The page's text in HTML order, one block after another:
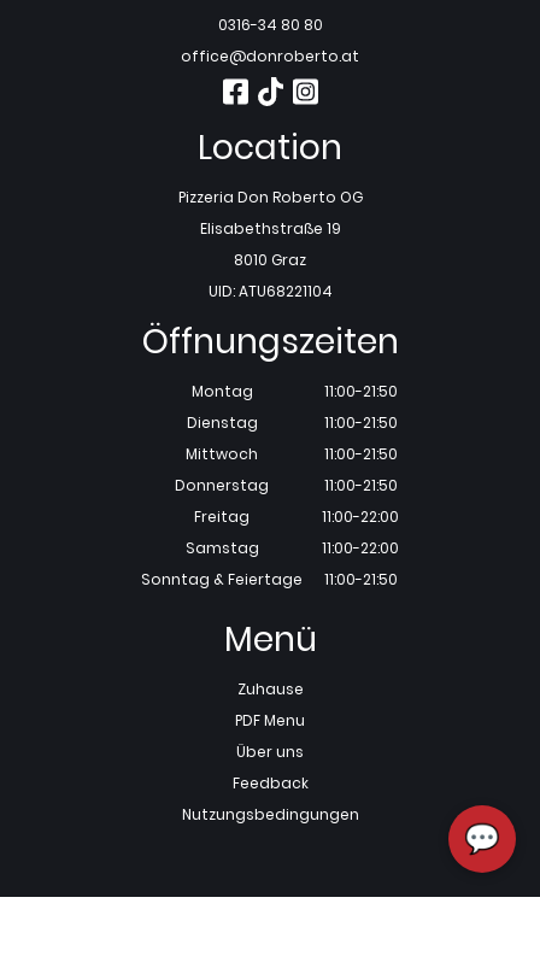
0316-34 80 80
office@donroberto.at
Location
Pizzeria Don Roberto OG
Elisabethstraße 19
8010 Graz
UID: ATU68221104
Öffnungszeiten
Montag
Dienstag
Mittwoch
Donnerstag
Freitag
Samstag
Sonntag & Feiertage
11:00-21:50
11:00-21:50
11:00-21:50
11:00-21:50
11:00-22:00
11:00-22:00
11:00-21:50
Menü
Zuhause
PDF Menu
Über uns
Feedback
Nutzungsbedingungen
💬